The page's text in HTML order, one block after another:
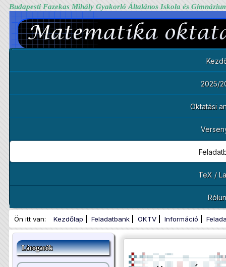
Budapesti Fazekas Mihály Gyakorló Általános Iskola és
2025/
Oktatási
TeX /
Ön itt van: Kezdőlap Feladatbank OKTV Információ
Látogatók